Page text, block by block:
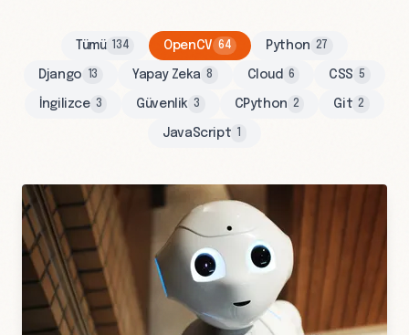
Tümü 134 OpenCV 64 Python 27
Django 13 Yapay Zeka 8 Cloud 6 CSS 5
İngilizce 3 Güvenlik 3 CPython 2 Git 2
JavaScript